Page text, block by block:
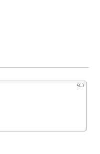
500